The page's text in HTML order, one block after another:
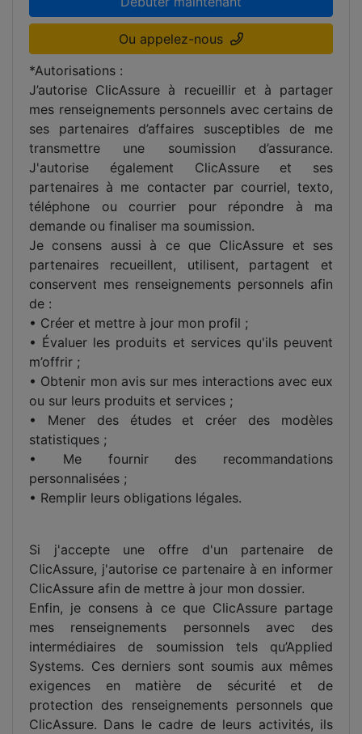
Ou appelez-nous
*Autorisations :
J’autorise ClicAssure à recueillir et à partager
mes renseignements personnels avec certains de
ses partenaires d’affaires susceptibles de me
transmettre une soumission d’assurance.
J'autorise également ClicAssure et ses
partenaires à me contacter par courriel, texto,
téléphone ou courrier pour répondre à ma
demande ou finaliser ma soumission.
Je consens aussi à ce que ClicAssure et ses
partenaires recueillent, utilisent, partagent et
conservent mes renseignements personnels afin
de :
• Créer et mettre à jour mon profil ;
• Évaluer les produits et services qu'ils peuvent
m’offrir ;
• Obtenir mon avis sur mes interactions avec eux
ou sur leurs produits et services ;
• Mener des études et créer des modèles
statistiques ;
• Me fournir des recommandations
personnalisées ;
• Remplir leurs obligations légales.
Si j'accepte une offre d'un partenaire de
ClicAssure, j'autorise ce partenaire à en informer
ClicAssure afin de mettre à jour mon dossier.
Enfin, je consens à ce que ClicAssure partage
mes renseignements personnels avec des
intermédiaires de soumission tels qu’Applied
Systems. Ces derniers sont soumis aux mêmes
exigences en matière de sécurité et de
protection des renseignements personnels que
ClicAssure. Dans le cadre de leurs activités, ils